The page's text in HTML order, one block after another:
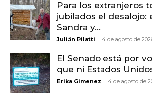
Para los extranjeros
jubilados el desalojo:
Sandra y...
Julián Pilatti - 4 de agosto de
El Senado está por
que ni Estados
Erika Gimenez - 4 de agosto de